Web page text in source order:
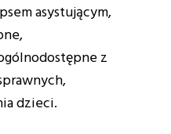
asystującym,
z
dzieci.